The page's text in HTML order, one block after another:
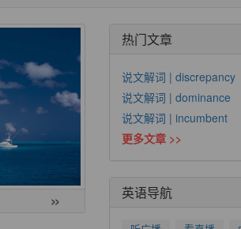
»
热门文章
说文解词 | discrepancy
说文解词 | dominance
说文解词 | incumbent
更多文章 >>
英语导航